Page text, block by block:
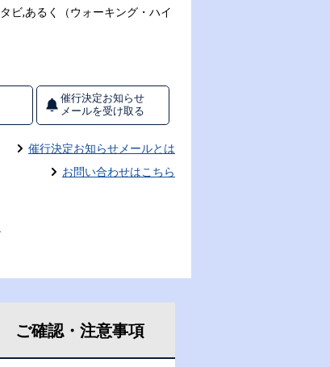
ビ,あるく（ウォーキング・ハイ
催行決定お知らせ
メールを受け取る
催行決定お知らせメールとは
お問い合わせはこちら
ご確認・ 注意事項